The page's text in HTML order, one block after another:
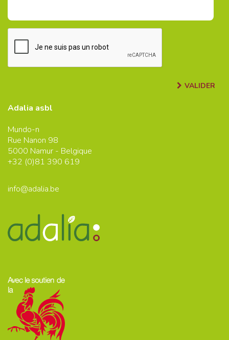
VALIDER
Adalia asbl
Mundo-n
Rue Nanon 98
5000 Namur - Belgique
+32 (0)81 390 619
info@adalia.be